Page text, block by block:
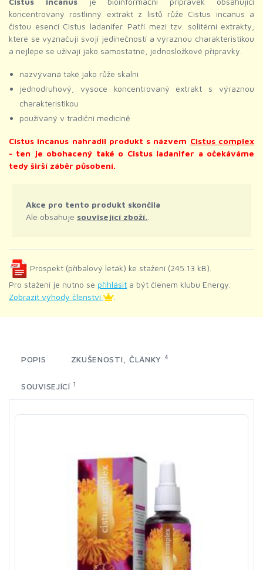
koncentrovaný rostlinný extrakt z listů růže Cistus incanus a
čistou esenci Cistus ladanifer. Patří mezi tzv. solitérní extrakty,
které se vyznačují svojí jedinečností a výraznou charakteristikou
a nejlépe se užívají jako samostatné, jednosložkové přípravky.
nazvývaná také jako růže skalní
jednodruhový, vysoce koncentrovaný extrakt s výraznou
charakteristikou
používaný v tradiční medicíně
Cistus incanus nahradil produkt s názvem Cistus complex
- ten je obohacený také o Cistus ladanifer a očekáváme
tedy širší záběr působení.
Akce pro tento produkt skončila
Ale obsahuje související zboží.
Prospekt (příbalový leták) ke stažení (245.13 kB).
Pro stažení je nutno se přihlásit a být členem klubu Energy.
Zobrazit výhody členství
POPIS ZKUŠENOSTI, ČLÁNKY 4
SOUVISEJÍCÍ 1